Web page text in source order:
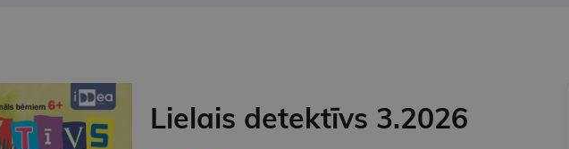
Lielais detektīvs 3.2026